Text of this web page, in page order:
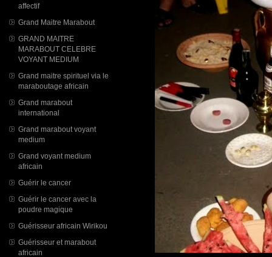
affectif
Grand Maitre Marabout
GRAND MAITRE
MARABOUT CELEBRE
VOYANT MEDIUM
Grand maitre spirituel via le
maraboutage africain
Grand marabout
international
Grand marabout voyant
medium
Grand voyant medium
africain
Guérir le cancer
Guérir le cancer avec la
poudre magique
Guérisseur africain Wirikou
Guérisseur et marabout
africain